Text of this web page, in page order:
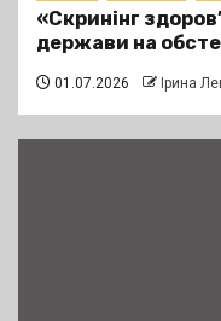
«Скринінг
держави на
01.07.2026 Ірина